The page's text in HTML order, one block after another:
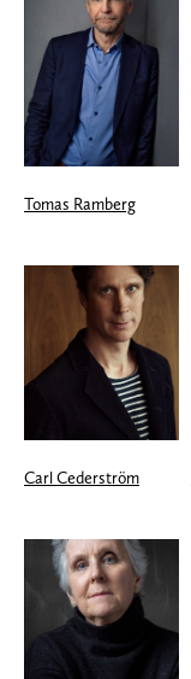
Tomas Ramberg
Carl Cederström